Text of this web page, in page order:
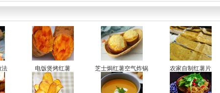
法 电饭煲烤红薯 芝士焗红薯空气炸锅 农家自制红薯片